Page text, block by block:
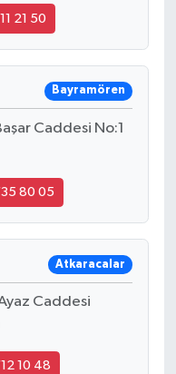
21 50
Bayramören
Caddesi No:1
80 05
Atkaracalar
Caddesi
10 48